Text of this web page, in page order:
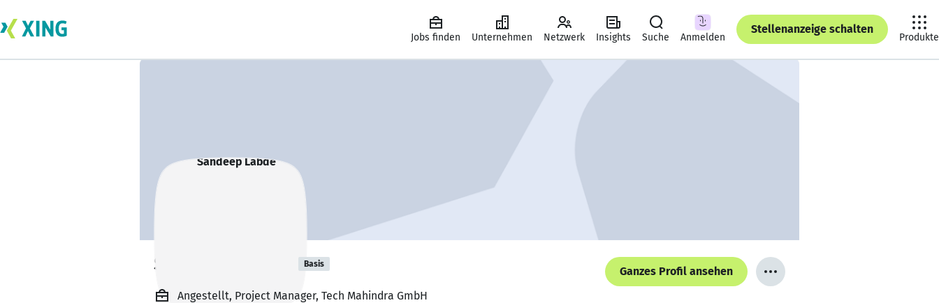
Jobs finden Unternehmen Netzwerk Insights Suche Anmelden
Stellenanzeige schalten
Produkte
Sandeep Labde Basis
Ganzes Profil ansehen
Angestellt, Project Manager, Tech Mahindra GmbH